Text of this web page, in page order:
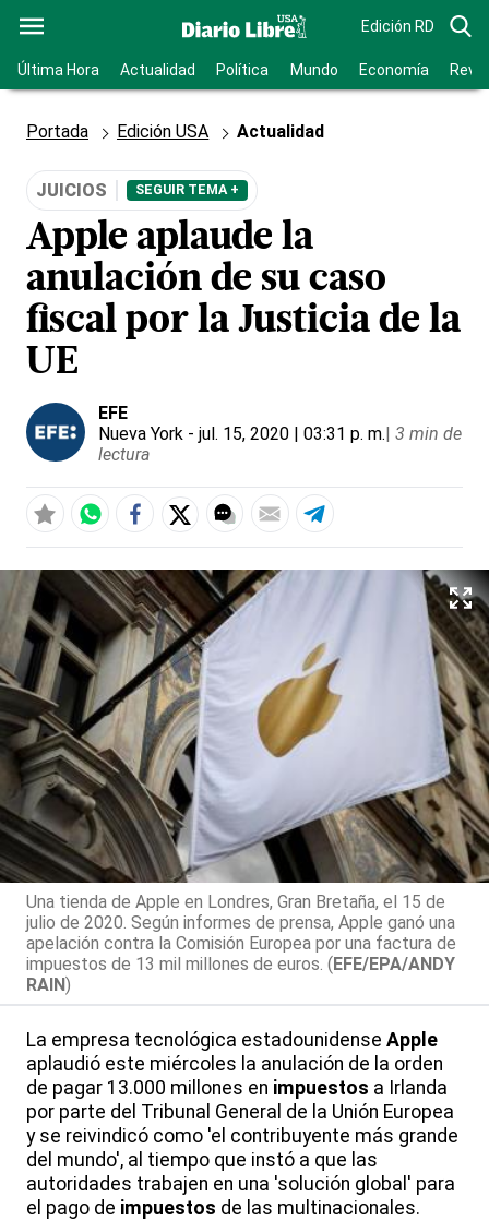
Edición RD
Última Hora Actualidad Política Mundo Economía
Portada Edición USA Actualidad
JUICIOS SEGUIR TEMA +
Apple aplaude la
anulación de su caso
fiscal por la Justicia de la
UE
EFE
Nueva York - jul. 15, 2020 | 03:31 p. m.| 3 min de
lectura
Una tienda de Apple en Londres, Gran Bretaña, el 15 de
julio de 2020. Según informes de prensa, Apple ganó una
apelación contra la Comisión Europea por una factura de
impuestos de 13 mil millones de euros. (EFE/EPA/ANDY
RAIN)
La empresa tecnológica estadounidense Apple
aplaudió este miércoles la anulación de la orden
de pagar 13.000 millones en impuestos a Irlanda
por parte del Tribunal General de la Unión Europea
y se reivindicó como 'el contribuyente más grande
del mundo', al tiempo que instó a que las
autoridades trabajen en una 'solución global' para
el pago de impuestos de las multinacionales.